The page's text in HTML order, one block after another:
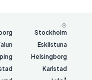
Stockholm
Eskilstuna
Helsingborg
Karlstad